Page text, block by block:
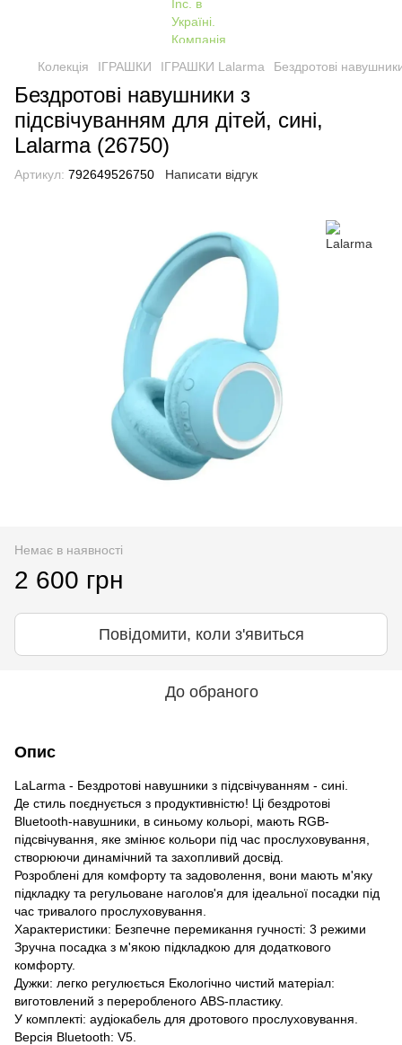
Колекція ІГРАШКИ ІГРАШКИ Lalarma Бездротові
Бездротові навушники з
підсвічуванням для дітей, сині,
Lalarma (26750)
Артикул: 792649526750 Написати відгук
Немає в наявності
2 600 грн
Повідомити, коли з'явиться
До обраного
Опис
LaLarma - Бездротові навушники з підсвічуванням - сині.
Де стиль поєднується з продуктивністю! Ці бездротові
Bluetooth-навушники, в синьому кольорі, мають RGB-
підсвічування, яке змінює кольори під час прослуховування,
створюючи динамічний та захопливий досвід.
Розроблені для комфорту та задоволення, вони мають м'яку
підкладку та регульоване наголов'я для ідеальної посадки під
час тривалого прослуховування.
Характеристики: Безпечне перемикання гучності: 3 режими
Зручна посадка з м'якою підкладкою для додаткового
комфорту.
Дужки: легко регулюється Екологічно чистий матеріал:
виготовлений з переробленого ABS-пластику.
У комплекті: аудіокабель для дротового прослуховування.
Версія Bluetooth: V5.